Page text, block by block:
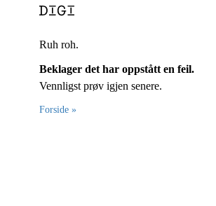
Ruh roh.
Beklager det har oppstått en feil.
Vennligst prøv igjen senere.
Forside »